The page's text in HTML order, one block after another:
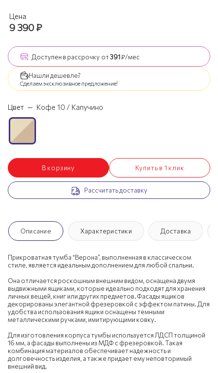
Цена
9 390₽
Доступен в рассрочку от391₽/мес
Нашли дешевле?
Сделаем эксклюзивное предложение!
Цвет — Кофе 10 / Капучино
В корзину Купить в 1 клик
Рассчитать доставку
Описание Характеристики Доставка
Прикроватная тумба “Верона”, выполненная в классическом
стиле, является идеальным дополнением для любой спальни.
Она отличается роскошным внешним видом, оснащена двумя
выдвижными ящиками, которые идеально подходят для хранения
личных вещей, книг или других предметов. Фасады ящиков
декорированы элегантной фрезеровкой с эффектом патины. Для
удобства использования ящики оснащены темными
металлическими ручками, имитирующими ковку.
Для изготовления корпуса тумбы используется ЛДСП толщиной
16 мм, а фасады выполнены из МДФ с фрезеровкой. Такая
комбинация материалов обеспечивает надежность и
долговечность изделия, а также придает ему неповторимый
внешний вид.